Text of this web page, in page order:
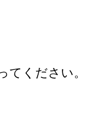
てください。